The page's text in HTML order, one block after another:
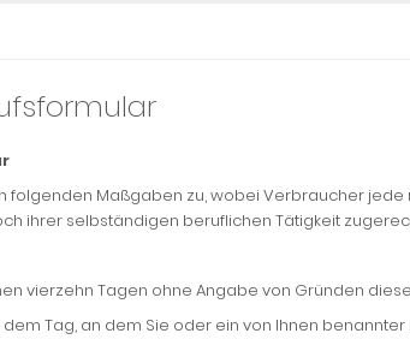
Maßgaben zu, wobei Verbraucher jede
ihrer selbständigen beruflichen Tätigkeit
vierzehn Tagen ohne Angabe von Gründen
Tag, an dem Sie oder ein von Ihnen